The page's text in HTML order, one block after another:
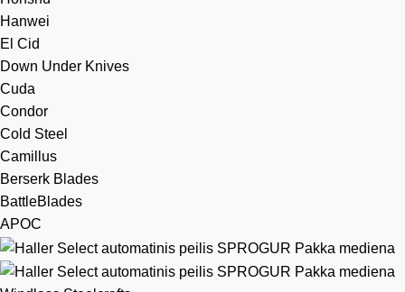
Hanwei
El Cid
Down Under Knives
Cuda
Condor
Cold Steel
Camillus
Berserk Blades
BattleBlades
APOC